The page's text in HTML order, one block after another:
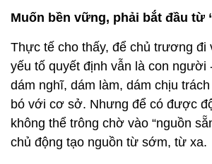
Muốn bền vững, phải bắt đầu từ
Thực tế cho thấy, để chủ trương đi
yếu tố quyết định vẫn là con người
dám nghĩ, dám làm, dám chịu
bó với cơ sở. Nhưng để có được
không thể trông chờ vào “nguồn
chủ động tạo nguồn từ sớm, từ xa.